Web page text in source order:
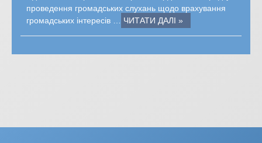
проведення громадських слухань щодо врахування
громадських інтересів …
ЧИТАТИ ДАЛІ »